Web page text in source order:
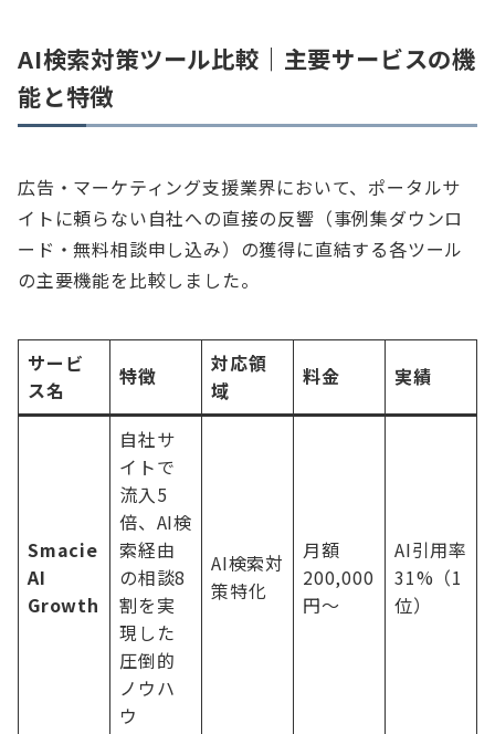
AI検索対策ツール比較｜主要サービスの機
能と特徴
広告・マーケティング支援業界において、ポータルサ
イトに頼らない自社への直接の反響（事例集ダウンロ
ード・無料相談申し込み）の獲得に直結する各ツール
の主要機能を比較しました。
サービ
ス名
特徴
対応領
域
料金 実績
Smacie
AI
Growth
自社サ
イトで
流入5
倍、AI検
索経由
の相談8
割を実
現した
圧倒的
ノウハ
ウ
AI検索対
策特化
月額
200,000
円〜
AI引用率
31%（1
位）